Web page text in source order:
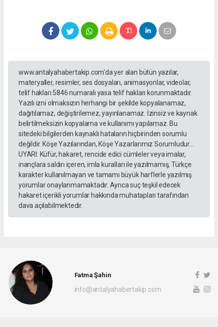
www.antalyahabertakip.com'da yer alan bütün yazılar,
materyaller, resimler, ses dosyaları, animasyonlar, videolar,
telif hakları 5846 numaralı yasa telif hakları korunmaktadır.
Yazılı izni olmaksızın herhangi bir şekilde kopyalanamaz,
dağıtılamaz, değiştirilemez, yayınlanamaz. İzinsiz ve kaynak
belirtilmeksizin kopyalama ve kullanımı yapılamaz. Bu
sitedeki bilgilerden kaynaklı hataların hiçbirinden sorumlu
değildir. Köşe Yazılarından, Köşe Yazarlarımız Sorumludur...
UYARI: Küfür, hakaret, rencide edici cümleler veya imalar,
inançlara saldırı içeren, imla kuralları ile yazılmamış, Türkçe
karakter kullanılmayan ve tamamı büyük harflerle yazılmış
yorumlar onaylanmamaktadır. Ayrıca suç teşkil edecek
hakaret içerikli yorumlar hakkında muhatapları tarafından
dava açılabilmektedir.
Fatma Şahin
info@antalyahabertakip.com